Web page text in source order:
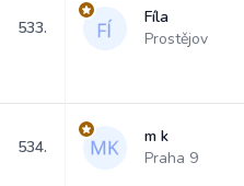
533.
Fíla
Prostějov
534.
m k
Praha 9